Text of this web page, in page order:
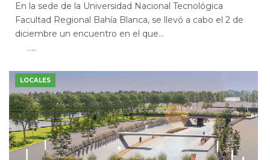
En la sede de la Universidad Nacional Tecnológica
Facultad Regional Bahía Blanca, se llevó a cabo el 2 de
diciembre un encuentro en el que...
Leer Más
LOCALES